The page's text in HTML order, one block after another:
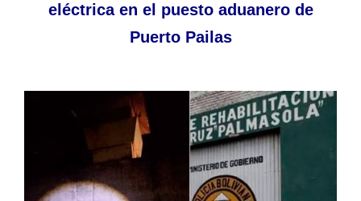
eléctrica en el puesto aduanero de
Puerto Pailas